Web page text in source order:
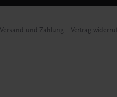
Versand und Zahlung Vertrag